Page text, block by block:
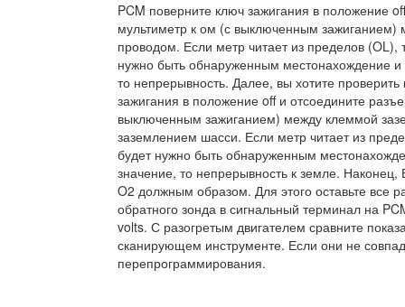
PCM поверните ключ зажигания в положение
мультиметр к ом (с выключенным зажиганием)
проводом. Если метр читает из пределов
нужно быть обнаруженным местонахождение
то непрерывность. Далее, вы хотите
зажигания в положение off и отсоедините
выключенным зажиганием) между клеммой
заземлением шасси. Если метр читает из
будет нужно быть обнаруженным
значение, то непрерывность к земле. Наконец,
O2 должным образом. Для этого оставьте все
обратного зонда в сигнальный терминал на
volts. С разогретым двигателем сравните
сканирующем инструменте. Если они не
перепрограммирования.